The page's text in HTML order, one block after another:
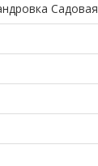
Садовая